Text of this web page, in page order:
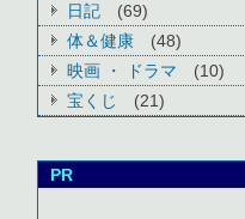
日記
(69)
体＆健康
(48)
映画 ・ ドラマ
(10)
宝くじ
(21)
PR